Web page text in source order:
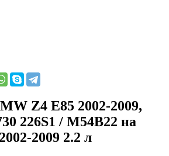
Z4 E85 2002-2009,
226S1 / M54B22 на
2009 2.2 л